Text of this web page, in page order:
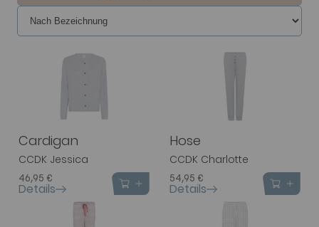
Cardigan
CCDK Jessica
46,95 €
Details
Hose
CCDK Charlotte
54,95 €
Details